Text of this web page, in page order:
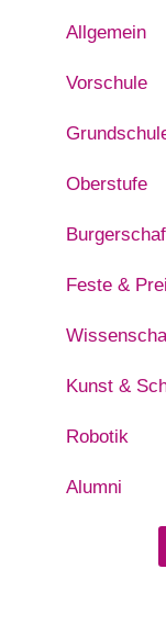
Allgemein
Vorschule
Oberstufe
Feste &
Kunst &
Robotik
Alumni